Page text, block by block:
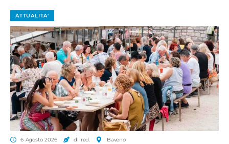
ATTUALITA'
6 Agosto 2026 di red. Baveno